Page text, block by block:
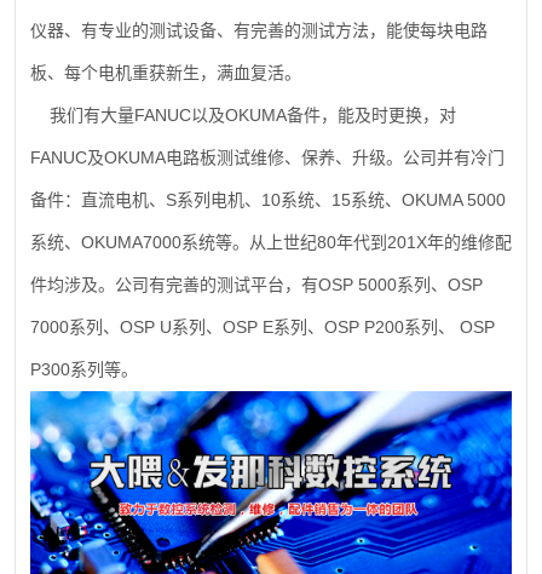
仪器、有专业的测试设备、有完善的测试方法，能使每块电路
板、每个电机重获新生，满血复活。
我们有大量FANUC以及OKUMA备件，能及时更换，对
FANUC及OKUMA电路板测试维修、保养、升级。公司并有冷门
备件：直流电机、 S系列电机、 10系统、 15系统、 OKUMA 5000
系统、 OKUMA7000系统等。从上世纪80年代到 201X年的维修配
件均涉及。公司有完善的测试平台，有OSP 5000系列、 OSP
7000系列、 OSP U系列、 OSP E系列、 OSP P200系列、 OSP
P300系列等。